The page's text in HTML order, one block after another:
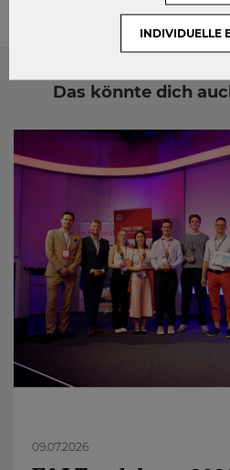
Das könnte dich
09.07.2026
INDIVIDUELLE